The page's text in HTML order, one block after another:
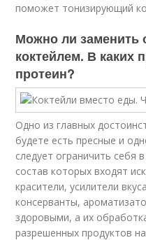
поможет тонизирующий
Можно ли заменить
коктейлем. В каких
протеин?
Одно из главных
будете есть пресные и
следует ограничить себя
состав которых входят
красители, усилители
консерванты,
здоровыми, а их
разрешенных продуктов